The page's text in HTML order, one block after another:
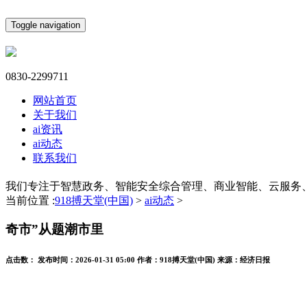
Toggle navigation
0830-2299711
网站首页
关于我们
ai资讯
ai动态
联系我们
我们专注于智慧政务、智能安全综合管理、商业智能、云服务
当前位置 :918搏天堂(中国) > ai动态 >
奇市”从题潮市里
点击数： 发布时间： 2026-01-31 05:00 作者： 918搏天堂(中国) 来源： 经济日报